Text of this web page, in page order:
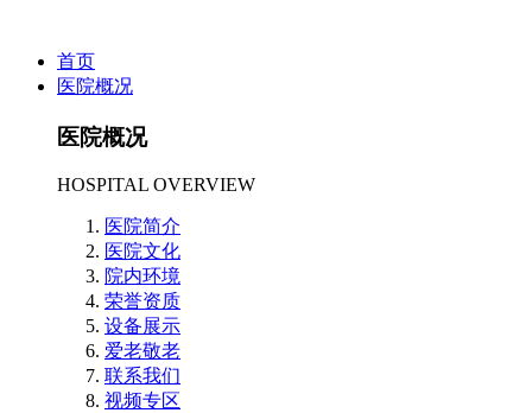
首页
医院概况
医院概况
HOSPITAL OVERVIEW
医院简介
医院文化
院内环境
荣誉资质
设备展示
爱老敬老
联系我们
视频专区